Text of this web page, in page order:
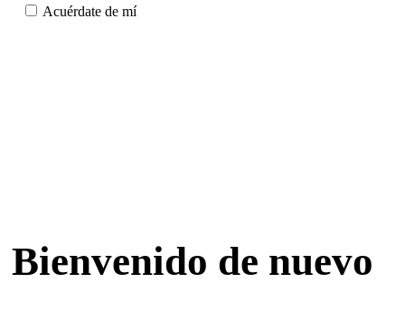
Acuérdate de mí
Bienvenido de nuevo